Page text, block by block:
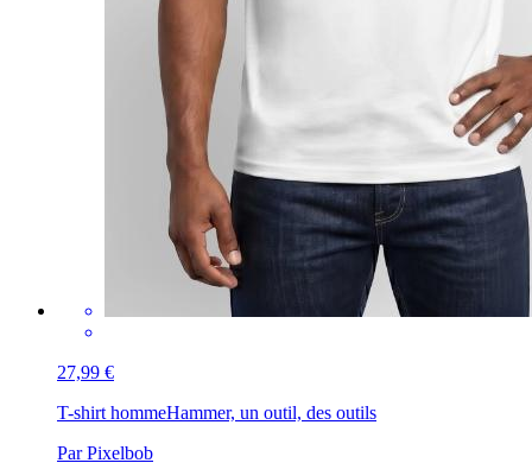
27,99 €
T-shirt hommeHammer, un outil, des outils
Par Pixelbob